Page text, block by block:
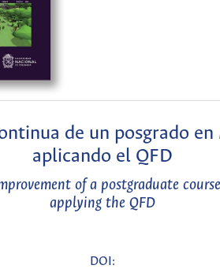
de un posgrado en
aplicando el QFD
of a postgraduate
applying the QFD
DOI: